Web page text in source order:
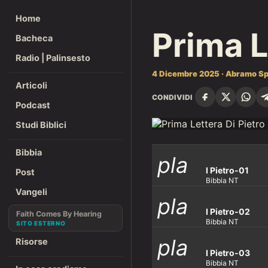
Home
Bacheca
Radio | Palinsesto
Articoli
Podcast
Studi Biblici
Bibbia
Post
Vangeli
Faith Comes By Hearing
Risorse
Prima
4 Dicembre 2025 · Abramo
CONDIVIDI
pla
y_ar
row
I Pietro-01
Bibbia NT
pla
y_ar
I Pietro-02
Bibbia NT
pla
I Pietro-03
Bibbia NT